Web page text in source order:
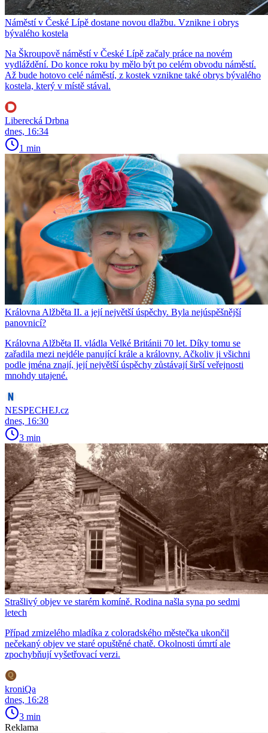
Náměstí v České Lípě dostane novou dlažbu. Vznikne i obrys
bývalého kostela
Na Škroupově náměstí v České Lípě začaly práce na novém
vydláždění. Do konce roku by mělo být po celém obvodu náměstí.
Až bude hotovo celé náměstí, z kostek vznikne také obrys bývalého
kostela, který v místě stával.
Liberecká Drbna
dnes, 16:34
1 min
Královna Alžběta II. a její největší úspěchy. Byla nejúspěšnější
panovnicí?
Královna Alžběta II. vládla Velké Británii 70 let. Díky tomu se
zařadila mezi nejdéle panující krále a královny. Ačkoliv ji všichni
podle jména znají, její největší úspěchy zůstávají širší veřejnosti
mnohdy utajené.
NESPECHEJ.cz
dnes, 16:30
3 min
Strašlivý objev ve starém komíně. Rodina našla syna po sedmi
letech
Případ zmizelého mladíka z coloradského městečka ukončil
nečekaný objev ve staré opuštěné chatě. Okolnosti úmrtí ale
zpochybňují vyšetřovací verzi.
kroniQa
dnes, 16:28
3 min
Reklama